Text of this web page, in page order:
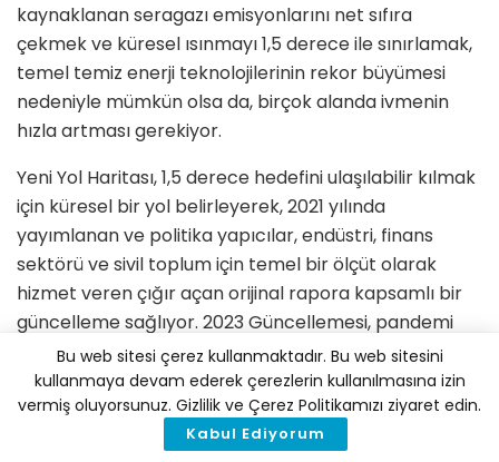
kaynaklanan seragazı emisyonlarını net sıfıra
çekmek ve küresel ısınmayı 1,5 derece ile sınırlamak,
temel temiz enerji teknolojilerinin rekor büyümesi
nedeniyle mümkün olsa da, birçok alanda ivmenin
hızla artması gerekiyor.
Yeni Yol Haritası, 1,5 derece hedefini ulaşılabilir kılmak
için küresel bir yol belirleyerek, 2021 yılında
yayımlanan ve politika yapıcılar, endüstri, finans
sektörü ve sivil toplum için temel bir ölçüt olarak
hizmet veren çığır açan orijinal rapora kapsamlı bir
güncelleme sağlıyor. 2023 Güncellemesi, pandemi
sonrası ekonomik toparlanma ve bazı temiz enerji
teknolojilerindeki olağanüstü büyümenin yanı sıra,
fosil yakıtlara yapılan yatırımların artması ve inatla
yüksek emisyonlar da dahil olmak üzere son iki yılda
Bu web sitesi çerez kullanmaktadır. Bu web sitesini
kullanmaya devam ederek çerezlerin kullanılmasına izin
vermiş oluyorsunuz. Gizlilik ve Çerez Politikamızı ziyaret edin.
Kabul Ediyorum